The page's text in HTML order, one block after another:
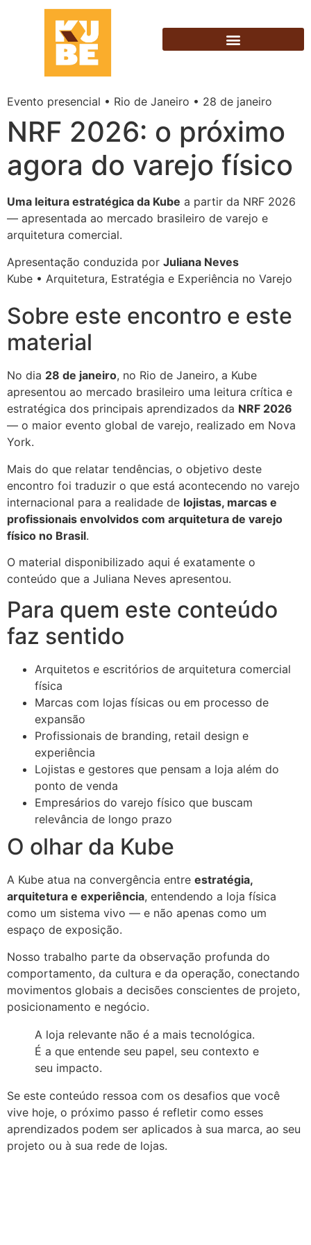
Evento presencial • Rio de Janeiro • 28 de janeiro
NRF 2026: o próximo
agora do varejo físico
Uma leitura estratégica da Kube a partir da NRF 2026
— apresentada ao mercado brasileiro de varejo e
arquitetura comercial.
Apresentação conduzida por Juliana Neves
Kube • Arquitetura, Estratégia e Experiência no Varejo
Sobre este encontro e este
material
No dia 28 de janeiro, no Rio de Janeiro, a Kube
apresentou ao mercado brasileiro uma leitura crítica e
estratégica dos principais aprendizados da NRF 2026
— o maior evento global de varejo, realizado em Nova
York.
Mais do que relatar tendências, o objetivo deste
encontro foi traduzir o que está acontecendo no varejo
internacional para a realidade de lojistas, marcas e
profissionais envolvidos com arquitetura de varejo
físico no Brasil.
O material disponibilizado aqui é exatamente o
conteúdo que a Juliana Neves apresentou.
Para quem este conteúdo
faz sentido
Arquitetos e escritórios de arquitetura comercial
física
Marcas com lojas físicas ou em processo de
expansão
Profissionais de branding, retail design e
experiência
Lojistas e gestores que pensam a loja além do
ponto de venda
Empresários do varejo físico que buscam
relevância de longo prazo
O olhar da Kube
A Kube atua na convergência entre estratégia,
arquitetura e experiência, entendendo a loja física
como um sistema vivo — e não apenas como um
espaço de exposição.
Nosso trabalho parte da observação profunda do
comportamento, da cultura e da operação, conectando
movimentos globais a decisões conscientes de projeto,
posicionamento e negócio.
A loja relevante não é a mais tecnológica.
É a que entende seu papel, seu contexto e
seu impacto.
Se este conteúdo ressoa com os desafios que você
vive hoje, o próximo passo é refletir como esses
aprendizados podem ser aplicados à sua marca, ao seu
projeto ou à sua rede de lojas.